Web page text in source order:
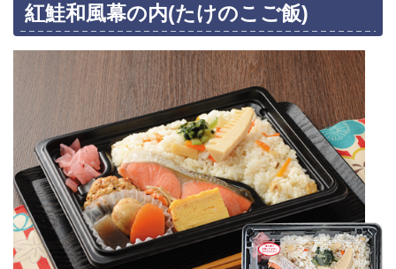
紅鮭和風幕の内(たけのこご飯)